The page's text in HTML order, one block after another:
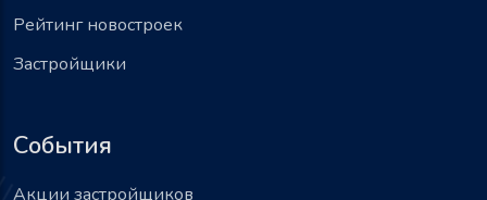
Рейтинг новостроек
Застройщики
События
Акции застройщиков